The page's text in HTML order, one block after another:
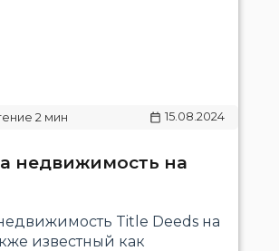
15.08.2024
недвижимость на
Title Deeds на
известный как